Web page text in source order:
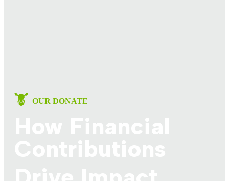
OUR DONATE